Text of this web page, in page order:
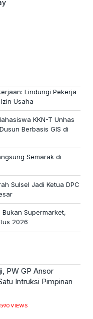
Lindungi Pekerja
Usaha
KKN-T Unhas
Berbasis GIS di
Semarak di
Sulsel Jadi Ketua DPC
Supermarket,
2026
PW GP Ansor
Intruksi Pimpinan
VIEWS